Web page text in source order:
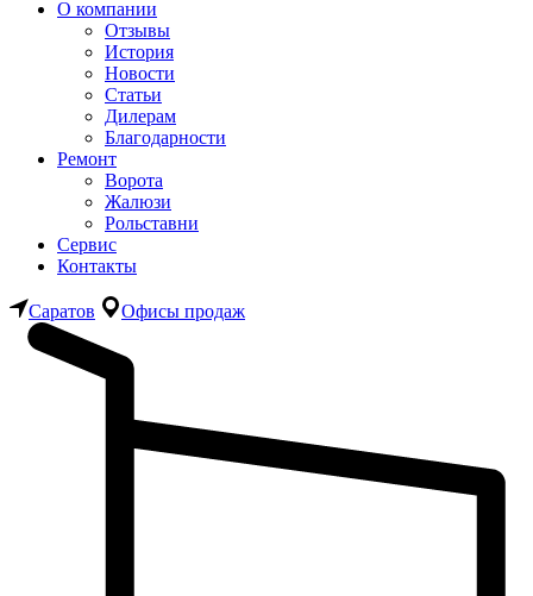
О компании
Отзывы
История
Новости
Статьи
Дилерам
Благодарности
Ремонт
Ворота
Жалюзи
Рольставни
Сервис
Контакты
Саратов Офисы продаж